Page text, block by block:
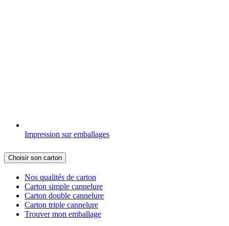
Impression sur emballages
Choisir son carton
Nos qualités de carton
Carton simple cannelure
Carton double cannelure
Carton triple cannelure
Trouver mon emballage